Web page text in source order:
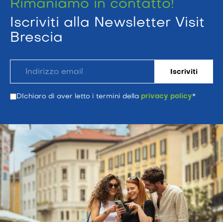
Rimaniamo in contatto!
Iscriviti alla Newsletter Visit
Brescia
DIchiaro di aver letto i termini della privacy policy*